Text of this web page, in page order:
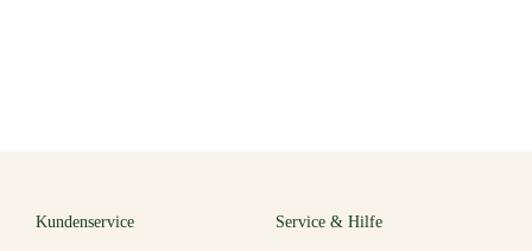
Kundenservice Service & Hilfe